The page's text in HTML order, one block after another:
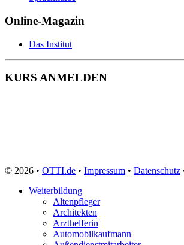
Online-Magazin
Das Institut
KURS ANMELDEN
© 2026 • OTTI.de • Impressum • Datenschutz
Weiterbildung
Altenpfleger
Architekten
Arzthelferin
Automobilkaufmann